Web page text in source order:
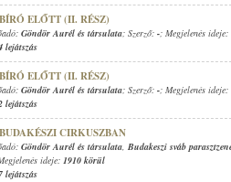
ELŐTT (II. RÉSZ)
Göndör Aurél és társulata; Szerző: -; Megjelenés ideje:
lejátszás
ELŐTT (II. RÉSZ)
Göndör Aurél és társulata; Szerző: -; Megjelenés ideje:
lejátszás
CIRKUSZBAN
Göndör Aurél és társulata, Budakeszi sváb
ideje: 1910 körül
lejátszás